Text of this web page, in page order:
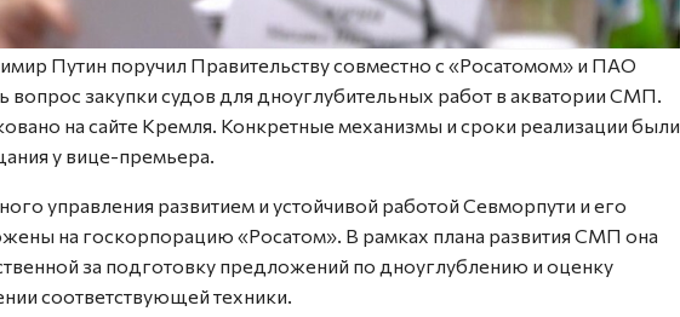
Путин поручил Правительству совместно с «Росатомом» и ПАО
вопрос закупки судов для дноуглубительных работ в акватории СМП.
на сайте Кремля. Конкретные механизмы и сроки реализации были
у вице-премьера.
управления развитием и устойчивой работой Севморпути и его
на госкорпорацию «Росатом». В рамках плана развития СМП она
за подготовку предложений по дноуглублению и оценку
соответствующей техники.